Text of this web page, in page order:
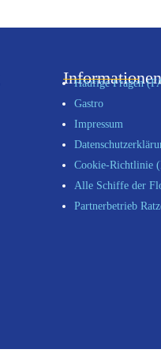
Häufige Fragen
Gastro
Impressum
Cookie-Richtlinie
Alle Schiffe der
Partnerbetrieb